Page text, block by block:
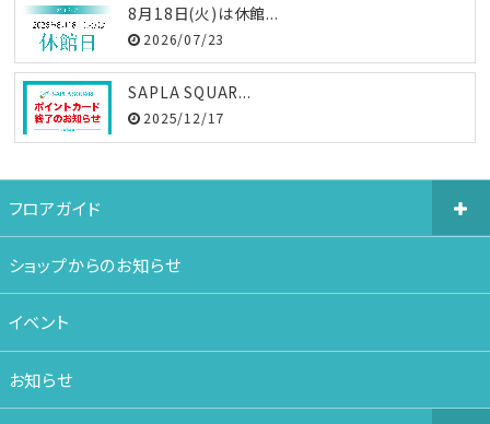
8月18日(火)は休館...
2026/07/23
SAPLA SQUAR...
2025/12/17
フロアガイド
ショップからのお知らせ
イベント
お知らせ